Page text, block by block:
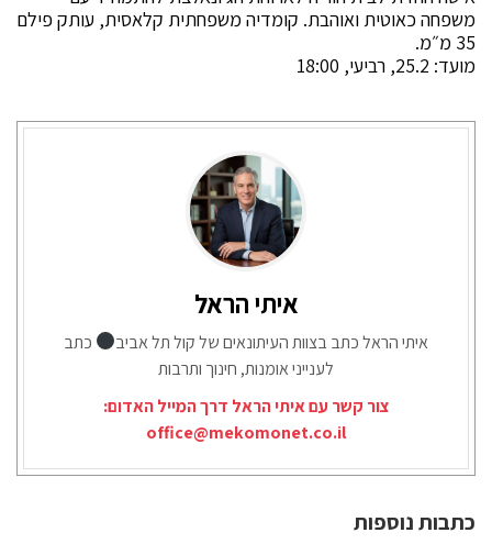
משפחה כאוטית ואוהבת. קומדיה משפחתית קלאסית, עותק פילם
35 מ״מ.
מועד: 25.2, רביעי, 18:00
איתי הראל
איתי הראל כתב בצוות העיתונאים של קול תל אביב
כתב
לענייני אומנות, חינוך ותרבות
צור קשר עם איתי הראל דרך המייל האדום:
office@mekomonet.co.il
כתבות נוספות